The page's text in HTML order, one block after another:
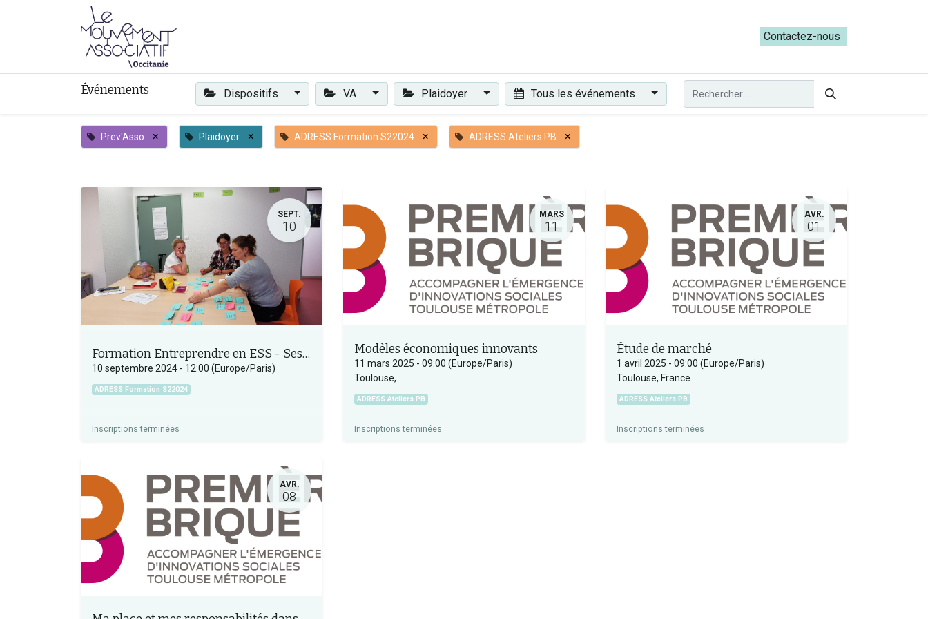
Les ateliers du Parcours ADRESS [mai-juin 2026]
Contactez-nous​​
Événements Dispositifs VA Plaidoyer Tous les événements
Prev'Asso × Plaidoyer × ADRESS Formation S22024 × ADRESS Ateliers PB ×
SEPT.
10
Formation Entreprendre en ESS - Session n°2 2024
10 septembre 2024 - 12:00 (Europe/Paris)
ADRESS Formation S22024
Inscriptions terminées
MARS
11
Modèles économiques innovants
11 mars 2025 - 09:00 (Europe/Paris)
Toulouse,
ADRESS Ateliers PB
Inscriptions terminées
AVR.
01
Étude de marché
1 avril 2025 - 09:00 (Europe/Paris)
Toulouse, France
ADRESS Ateliers PB
Inscriptions terminées
AVR.
08